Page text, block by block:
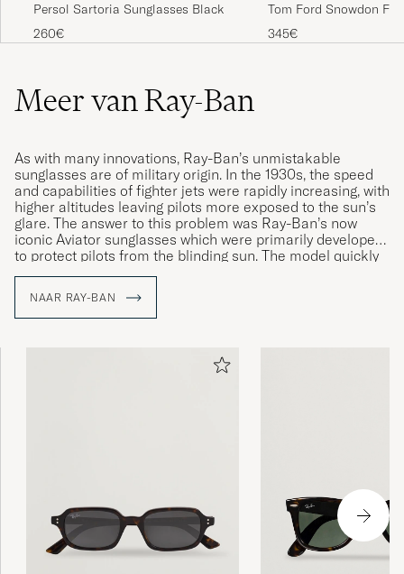
Persol Sartoria Sunglasses Black
260€
Tom Ford Snowdon
Sunglasses Black
345€
Meer van Ray-Ban
As with many innovations, Ray-Ban’s unmistakable
sunglasses are of military origin. In the 1930s, the speed
and capabilities of fighter jets were rapidly increasing, with
higher altitudes leaving pilots more exposed to the sun’s
glare. The answer to this problem was Ray-Ban’s now
iconic Aviator sunglasses which were primarily developed
to protect pilots from the blinding sun. The model quickly
became popular even outside of military circles, and a
NAAR RAY-BAN